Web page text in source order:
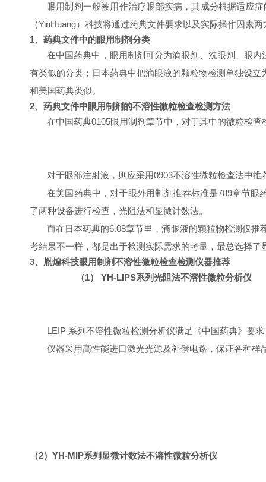
眼用制剂一般被用作治疗眼部疾病，其成分根据适应
（YinHuang）科技将通过药典文件要求以及实际操作因素
1、药典文件中的眼用制剂分类
在中国药典中，眼用制剂可分为滴眼剂、洗眼剂、眼
有类似的分类；日本药典中把滴眼液的颗粒物检测单独设
和美国药典类似。
2、药典文件中眼用制剂的不溶性微粒检查检测方法
在中国药典0105眼用制剂章节中，对于其中的微粒检查
对于眼部注射液，则应采用0903不溶性微粒检查法中推
在美国药典中，对于眼外用制剂推荐标准是789章节眼
了两种设备进行检查，光阻法和显微计数法。
而在日本药典的6.08章节里，滴眼液的颗粒物检测仅推
考结果不一样，都是出于检测实际需求的考量，最总选择了
3、胤煌科技眼用制剂不溶性微粒检查检测仪器推荐
（1） YH-LIPS系列光阻法不溶性微粒分析仪
LEIP 系列不溶性微粒检测分析仪满足《中国药典》要
仪器采用高性能进口激光光源及补偿电路，保证各种
（2） YH-MIP系列显微计数法不溶性微粒分析仪